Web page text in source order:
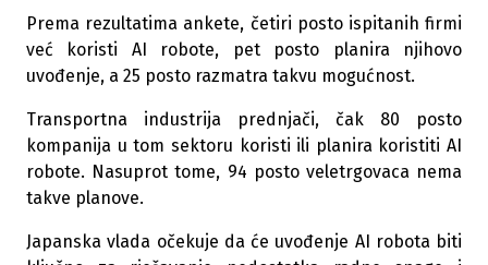
Prema rezultatima ankete, četiri posto ispitanih firmi
već koristi AI robote, pet posto planira njihovo
uvođenje, a 25 posto razmatra takvu mogućnost.
Transportna industrija prednjači, čak 80 posto
kompanija u tom sektoru koristi ili planira koristiti AI
robote. Nasuprot tome, 94 posto veletrgovaca nema
takve planove.
Japanska vlada očekuje da će uvođenje AI robota biti